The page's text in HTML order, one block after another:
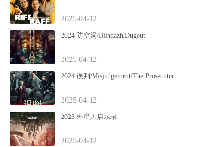
2025-04-12
2024 防空洞/Blindazh/Dugout
2025-04-12
2024 误判/Misjudgement/The Prosecutor
2025-04-12
2023 外星人启示录
2025-04-12